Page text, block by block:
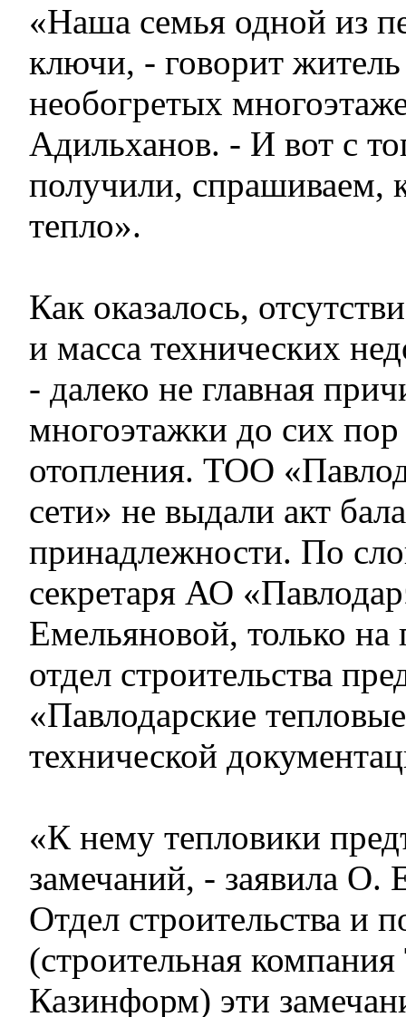
«Наша семья одной из
ключи, - говорит
необогретых
Адильханов. - И вот с
получили, спрашиваем,
тепло».
Как оказалось,
и масса технических
- далеко не главная
многоэтажки до сих пор
отопления. ТОО
сети» не выдали акт
принадлежности. По
секретаря АО
Емельяновой, только
отдел строительства
«Павлодарские
технической
«К нему тепловики
замечаний, - заявила О.
Отдел строительства и
(строительная
Казинформ) эти